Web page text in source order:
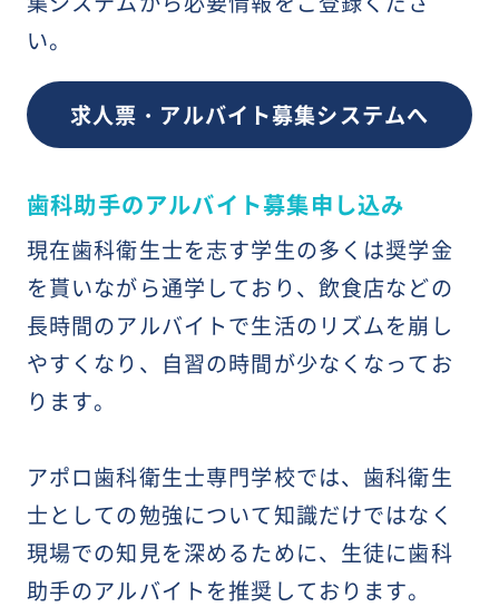
い。
求人票・アルバイト募集システムへ
歯科助手のアルバイト募集申し込み
現在歯科衛生士を志す学生の多くは奨学金
を貰いながら通学しており、飲食店などの
長時間のアルバイトで生活のリズムを崩し
やすくなり、自習の時間が少なくなってお
ります。
アポロ歯科衛生士専門学校では、歯科衛生
士としての勉強について知識だけではなく
現場での知見を深めるために、生徒に歯科
助手のアルバイトを推奨しております。